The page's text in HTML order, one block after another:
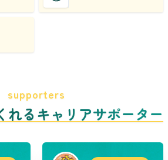
supporters
れるキャリアサポーター